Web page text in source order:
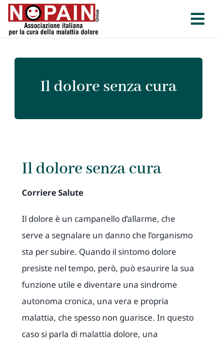
Salta
contenuto
Il dolore senza cura
Il dolore senza cura
Corriere Salute
Il dolore è un campanello d’allarme, che
serve a segnalare un danno che l’organismo
sta per subire. Quando il sintomo dolore
presiste nel tempo, però, può esaurire la sua
funzione utile e diventare una sindrome
autonoma cronica, una vera e propria
malattia, che spesso non guarisce. In questo
caso si parla di malattia dolore, una